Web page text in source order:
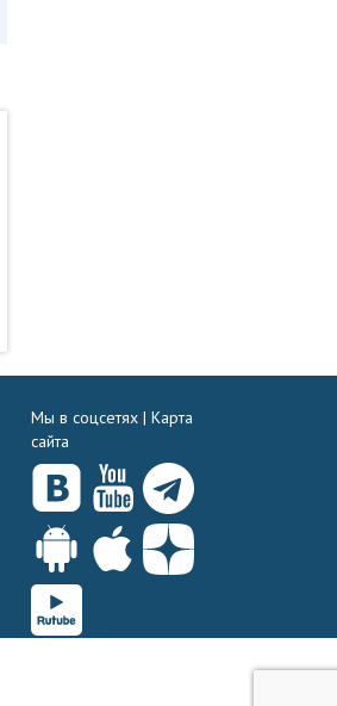
Мы в соцсетях | Карта
сайта